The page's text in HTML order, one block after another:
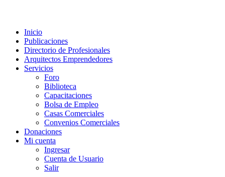
Inicio
Publicaciones
Directorio de Profesionales
Arquitectos Emprendedores
Servicios
Foro
Biblioteca
Capacitaciones
Bolsa de Empleo
Casas Comerciales
Convenios Comerciales
Donaciones
Mi cuenta
Ingresar
Cuenta de Usuario
Salir